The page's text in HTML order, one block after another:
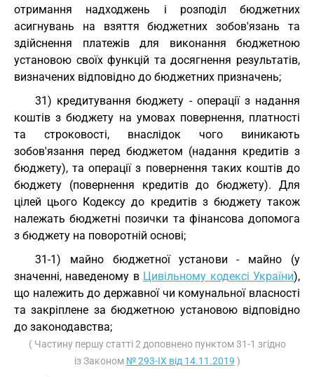
отримання надходжень і розподіл бюджетних
асигнувань на взяття бюджетних зобов'язань та
здійснення платежів для виконання бюджетною
установою своїх функцій та досягнення результатів,
визначених відповідно до бюджетних призначень;
31) кредитування бюджету - операції з надання
коштів з бюджету на умовах повернення, платності
та строковості, внаслідок чого виникають
зобов'язання перед бюджетом (надання кредитів з
бюджету), та операції з повернення таких коштів до
бюджету (повернення кредитів до бюджету). Для
цілей цього Кодексу до кредитів з бюджету також
належать бюджетні позички та фінансова допомога
з бюджету на поворотній основі;
31-1) майно бюджетної установи - майно (у
значенні, наведеному в Цивільному кодексі України),
що належить до державної чи комунальної власності
та закріплене за бюджетною установою відповідно
до законодавства;
( Частину першу статті 2 доповнено пунктом 31-1 згідно
із Законом № 293-IX від 14.11.2019 )